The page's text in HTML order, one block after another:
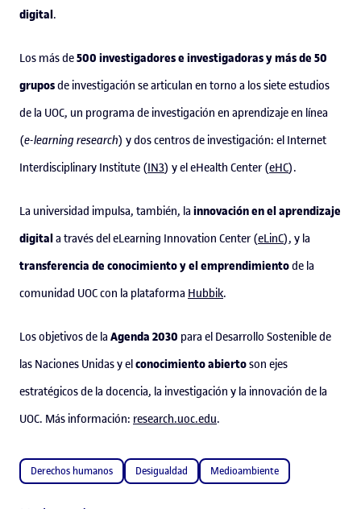
digital.
Los más de500 investigadores e investigadoras y más de 50
gruposde investigación se articulan en torno a los siete estudios
de la UOC, un programa de investigación en aprendizaje en línea
(e-learning research) y dos centros de investigación: el Internet
Interdisciplinary Institute (IN3) y el eHealth Center (eHC).
La universidad impulsa, también, la innovación en el aprendizaje
digitala través del eLearning Innovation Center (eLinC), y la
transferencia de conocimiento y el emprendimientode la
comunidad UOC con la plataforma Hubbik.
Los objetivos de la Agenda 2030 para el Desarrollo Sostenible de
las Naciones Unidas y elconocimiento abiertoson ejes
estratégicos de la docencia, la investigación y la innovación de la
UOC. Más información: research.uoc.edu.
Derechos humanos Desigualdad Medioambiente